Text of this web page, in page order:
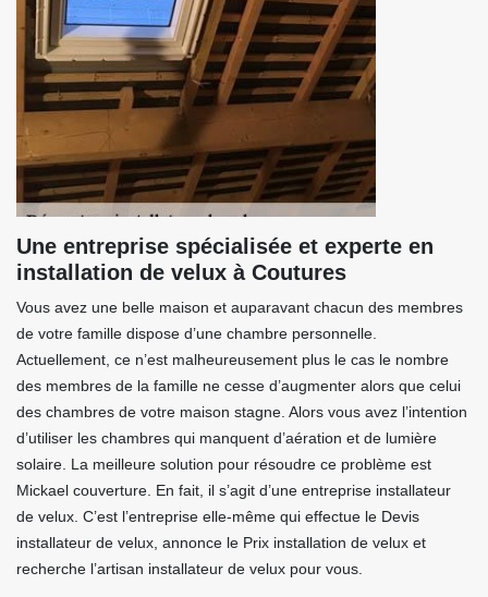
Une entreprise spécialisée et experte en
installation de velux à Coutures
Vous avez une belle maison et auparavant chacun des membres
de votre famille dispose d’une chambre personnelle.
Actuellement, ce n’est malheureusement plus le cas le nombre
des membres de la famille ne cesse d’augmenter alors que celui
des chambres de votre maison stagne. Alors vous avez l’intention
d’utiliser les chambres qui manquent d’aération et de lumière
solaire. La meilleure solution pour résoudre ce problème est
Mickael couverture. En fait, il s’agit d’une entreprise installateur
de velux. C’est l’entreprise elle-même qui effectue le Devis
installateur de velux, annonce le Prix installation de velux et
recherche l’artisan installateur de velux pour vous.